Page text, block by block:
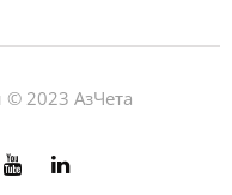
© 2023 АзЧета